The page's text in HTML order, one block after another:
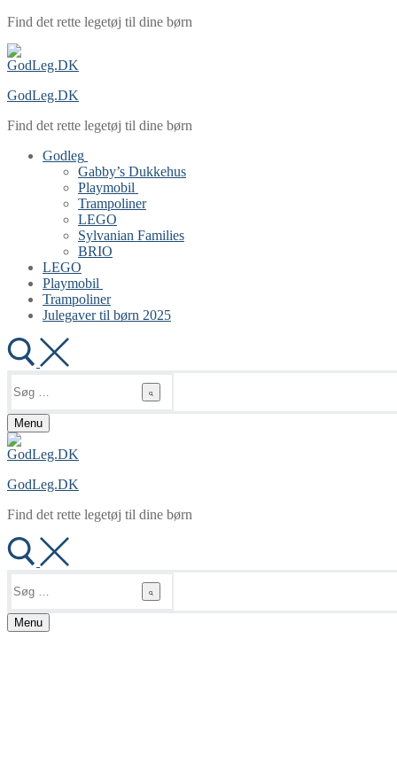
Spring
indhold
Menu
Luk
Find det rette legetøj til dine børn
GodLeg.DK
Find det rette legetøj til dine børn
Godleg
Gabby’s Dukkehus
Playmobil
Trampoliner
LEGO
Sylvanian Families
BRIO
LEGO
Playmobil
Trampoliner
Julegaver til børn 2025
efter:
Menu
GodLeg.DK
Find det rette legetøj til dine børn
efter:
Menu